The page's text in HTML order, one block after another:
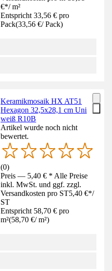
€*/ m²
Entspricht 33,56 € pro
Pack(33,56 €/ Pack)
Keramikmosaik HX AT51
Hexagon 32,5x28,1 cm Uni
weiß R10B
Artikel wurde noch nicht
bewertet.
(0)
Preis — 5,40 € * Alle Preise
inkl. MwSt. und ggf. zzgl.
Versandkosten pro ST5,40 €*/
ST
Entspricht 58,70 € pro
m²(58,70 €/ m²)